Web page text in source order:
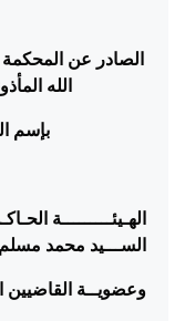
الصادر عن
الله
بإسم
الهـيئـــــــــة
الســـيد محمد مسلم
وعضويــة القاضيين